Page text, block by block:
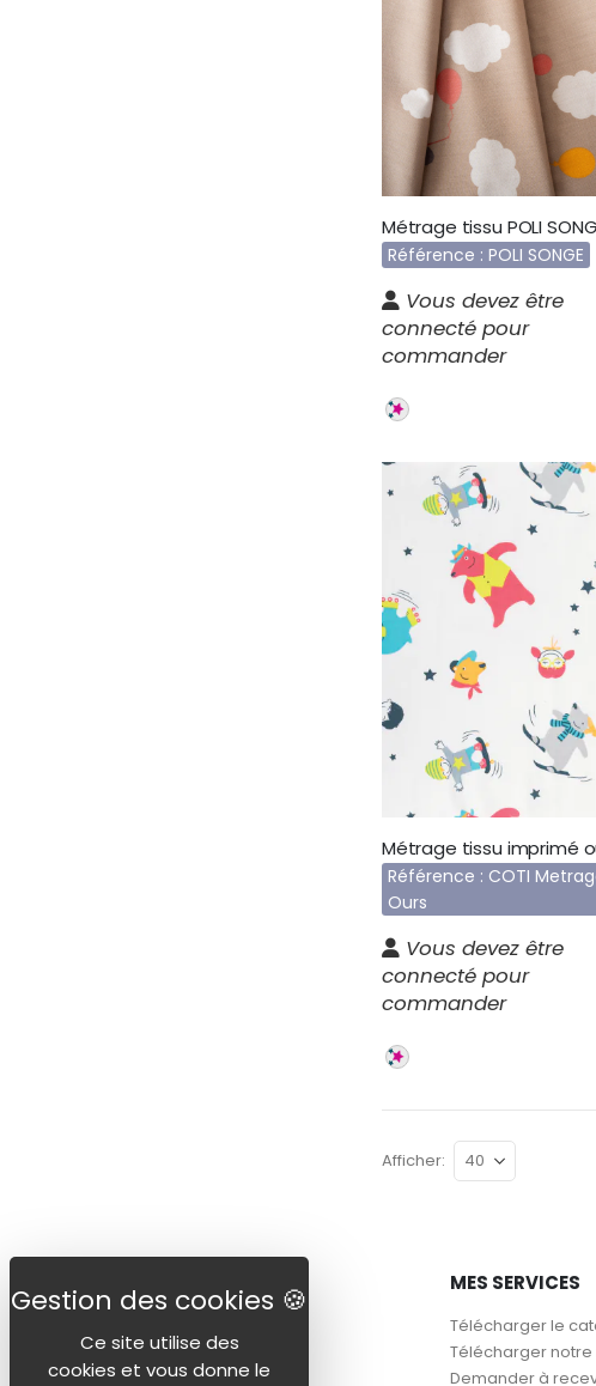
Métrage tissu POLI
Référence : POLI SONGE
Vous devez être
connecté pour
commander
Référence : COTI
Ours
Vous devez être
connecté pour
commander
Afficher
Mon conseiller
Nos tissus
MES SERVICES
Télécharger le
Télécharger notre
Demander à
Ce site utilise des
cookies et vous donne le